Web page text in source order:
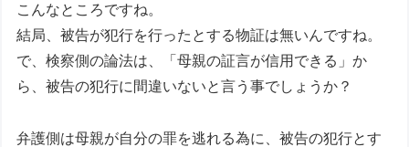
こんなところですね。
結局、被告が犯行を行ったとする物証は無いんですね。
で、検察側の論法は、「母親の証言が信用できる」か
ら、被告の犯行に間違いないと言う事でしょうか？
弁護側は母親が自分の罪を逃れる為に、被告の犯行とす